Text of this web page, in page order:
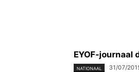
EYOF-journaal
NATIONAAL 31/07/